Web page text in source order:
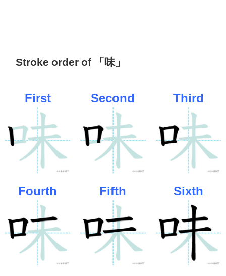
Stroke order of 「味」
First Second Third
Fourth Fifth Sixth